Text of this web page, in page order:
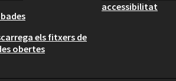
els fitxers de
obertes
accessibilitat